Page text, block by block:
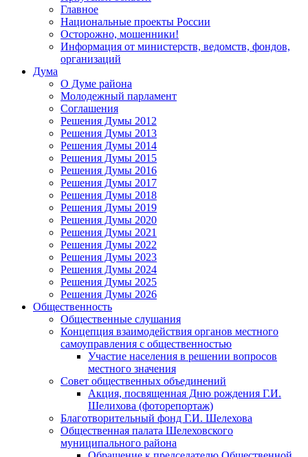
Главное
Национальные проекты России
Осторожно, мошенники!
Информация от министерств, ведомств, фондов,
организаций
Дума
О Думе района
Молодежный парламент
Соглашения
Решения Думы 2012
Решения Думы 2013
Решения Думы 2014
Решения Думы 2015
Решения Думы 2016
Решения Думы 2017
Решения Думы 2018
Решения Думы 2019
Решения Думы 2020
Решения Думы 2021
Решения Думы 2022
Решения Думы 2023
Решения Думы 2024
Решения Думы 2025
Решения Думы 2026
Общественность
Общественные слушания
Концепция взаимодействия органов местного
самоуправления с общественностью
Участие населения в решении вопросов
местного значения
Совет общественных объединений
Акция, посвященная Дню рождения Г.И.
Шелихова (фоторепортаж)
Благотворительный фонд Г.И. Шелехова
Общественная палата Шелеховского
муниципального района